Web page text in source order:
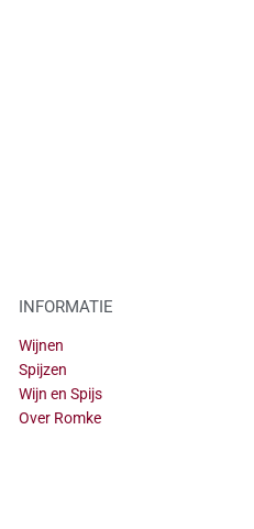
INFORMATIE
Wijnen
Spijzen
Wijn en Spijs
Over Romke